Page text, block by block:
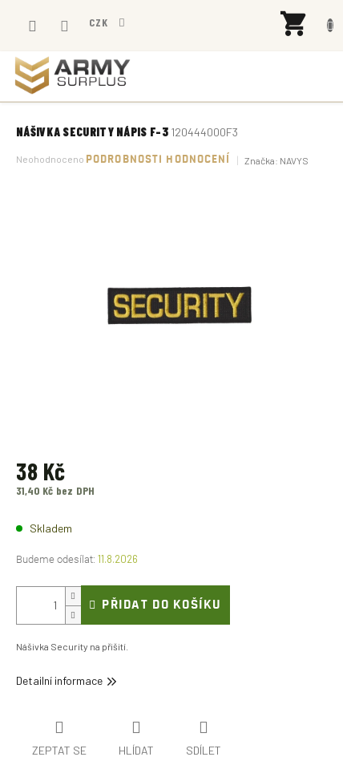
CZK
NÁŠIVKA SECURITY NÁPIS F-3 120444000F3
Průměrné
Neohodnoceno PODROBNOSTI HODNOCENÍ Značka: NAVYS
38 Kč
31,40 Kč bez DPH
cena:Skladem
11.8.2026
PŘIDAT DO KOŠÍKU
Nášivka Security na přišití.
Detailní informace
ZEPTAT SE HLÍDAT SDÍLET